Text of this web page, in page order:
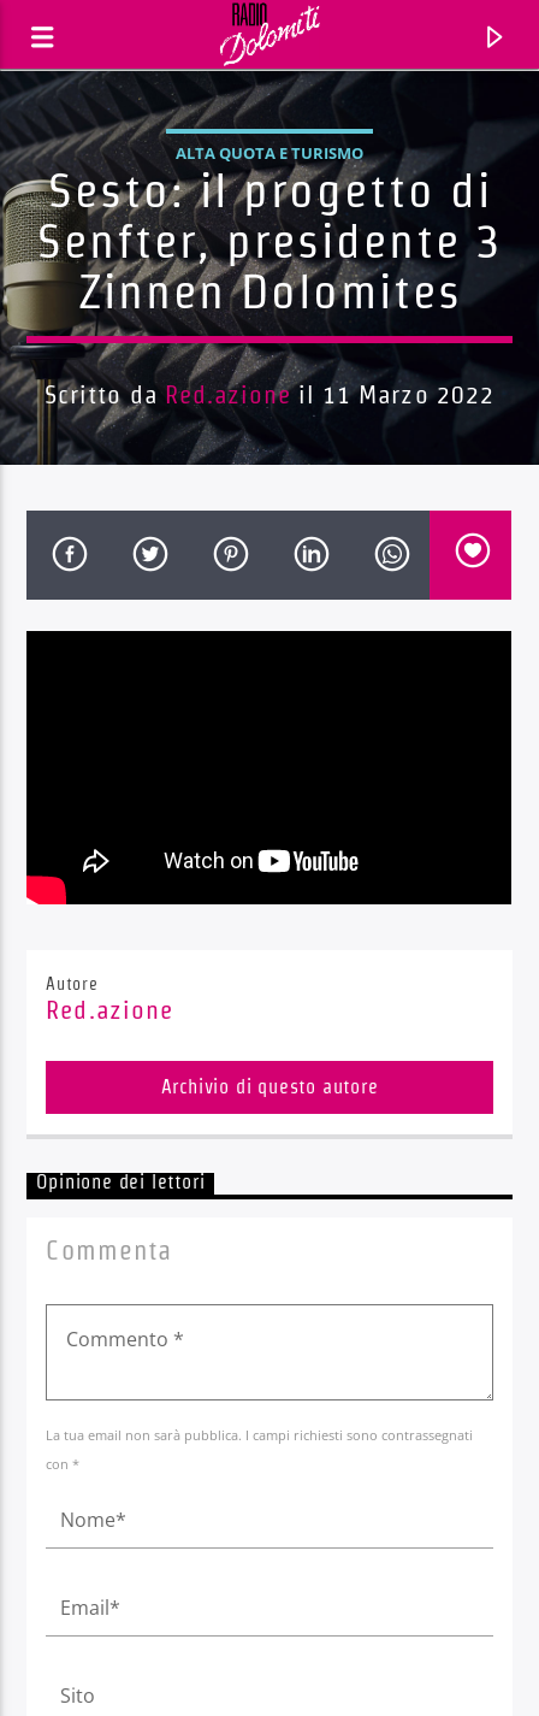
Traccia corrente
ALTA QUOTA E TURISMO
Sesto: il progetto di
Senfter, presidente 3
Zinnen Dolomites
Scritto da Red.azioneil 11 Marzo 2022
Autore
Red.azione
Archivio di questo autore
Opinione dei lettori
Commenta
La tua email non sarà pubblica. I campi richiesti sono contrassegnati
con *